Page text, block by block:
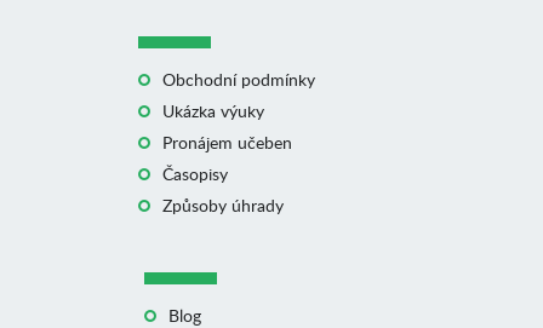
Obchodní podmínky
Ukázka výuky
Pronájem učeben
Časopisy
Způsoby úhrady
Blog